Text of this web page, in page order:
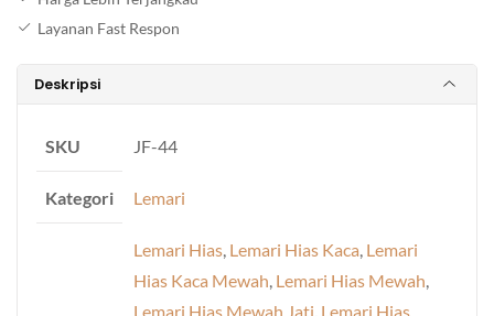
Layanan Fast Respon
Deskripsi
SKU JF-44
Kategori Lemari
Lemari Hias Lemari Hias Kaca Lemari
Hias Kaca Mewah Lemari Hias Mewah
Lemari Hias Mewah Jati Lemari Hias